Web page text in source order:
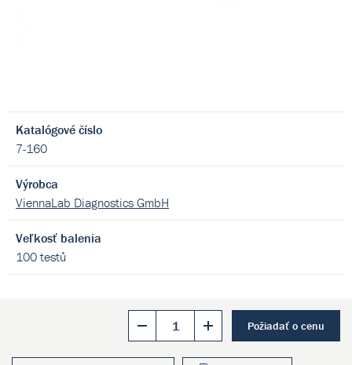
Katalógové číslo
7-160
Výrobca
ViennaLab Diagnostics GmbH
Veľkosť balenia
100 testů
Požiadať o cenu